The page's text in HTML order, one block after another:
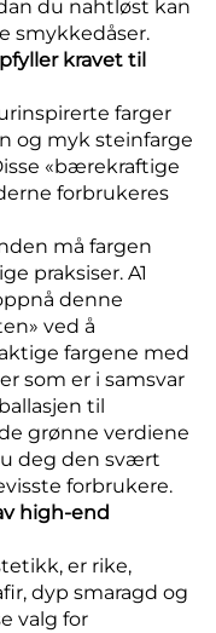
du nahtløst kan
smykkedåser.
kravet til
farger
og myk steinfarge
«bærekraftige
forbrukeres
må fargen
praksiser. A1
denne
ved å
fargene med
som er i samsvar
til
grønne verdiene
deg den svært
forbrukere.
high-end
er rike,
dyp smaragd og
valg for